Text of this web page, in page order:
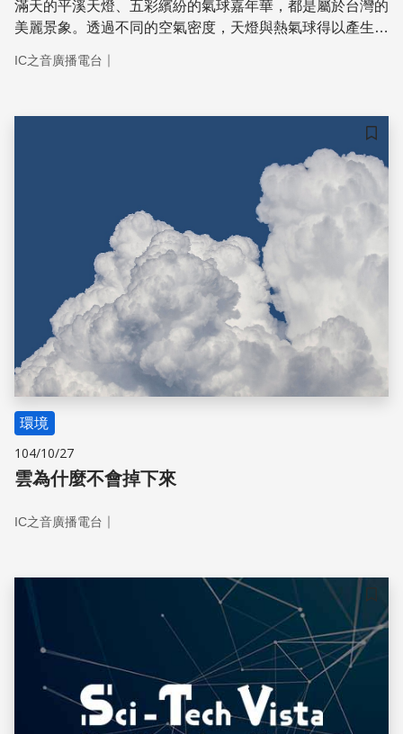
滿天的平溪天燈、五彩繽紛的氣球嘉年華，都是屬於台灣的
美麗景象。透過不同的空氣密度，天燈與熱氣球得以產生浮
險，使得天燈與熱氣球伴隱含著許多安全的風險。
IC之音廣播電台 ｜
儲存
環境
104/10/27
雲為什麼不會掉下來
IC之音廣播電台 ｜
儲存